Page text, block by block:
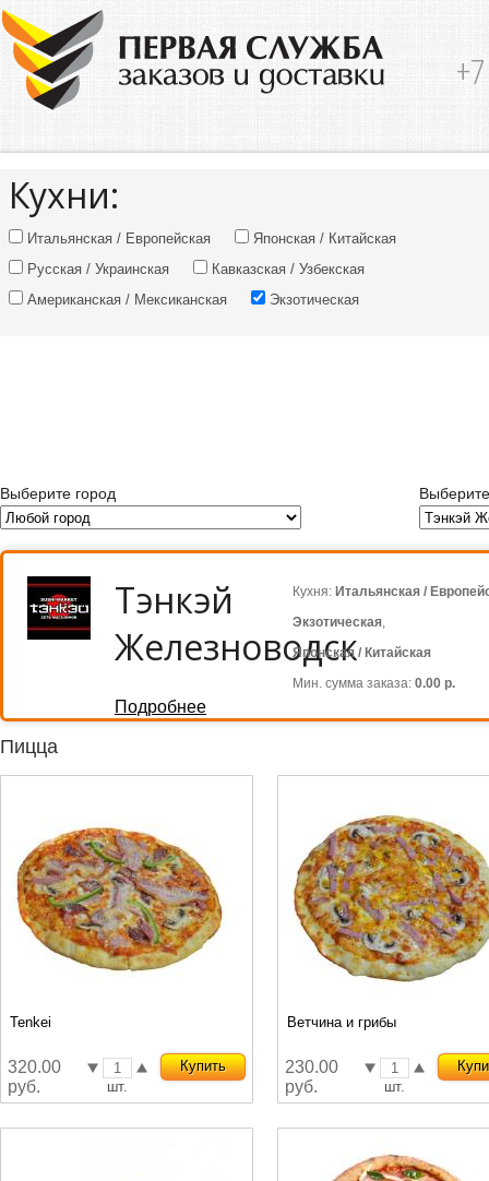
Кухни:
Итальянская / Европейская
Японская / Китайская
Русская / Украинская
Кавказская / Узбекская
Американская / Мексиканская
Экзотическая
Выберите город
Тэнкэй
Железноводск
Кухня: Итальянская /
Экзотическая,
Японская / Китайская
Мин. сумма заказа: 0.00 р.
Подробнее
Пицца
Tenkei
320.00
руб.
шт.
Купить
Ветчина и грибы
230.00
руб.
шт.